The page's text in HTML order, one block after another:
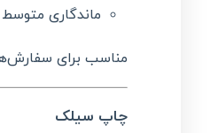
ماندگاری متوسط
مناسب برای
چاپ سیلک